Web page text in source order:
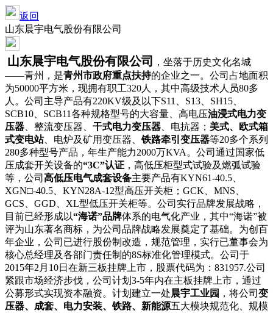
返回
山东晨宇电气股份有限公司
山东晨宇电气股份有限公司
，坐落于历史文化名城
——青州，是青州市政府重点扶持的企业之一。公司占地面积
为50000平方米，现拥有职工320人，其中高级技术人员80多
人。公司主导产品有220KV级及以下S11 S13 SH15
SCB10
SCB11各种规格型号的大容量、高电压油浸式电力变
压器 、整流变压器、 干式电力变压器 、电抗器； 美式、欧式箱
式变电站、电炉及矿用变压器、 铁路牵引变压器等20多个系列
280多种型号产品，年生产能力2000万KVA 。公司通过国家低
压成套开关设备的“3C”认证 ，高低压柜型式试验及燃弧试验
等，公司 高低压电气成套设备主要产品有KYN61-40.5
XGN□-40.5 KYN28A-12型高压开关柜； GCK MNS
GCS
GGD XL型低压开关柜等。公司实行品牌发展战略，
目前已经形成以“海诺”品牌体系的电气化产业，其中“海诺”被
评为山东著名商标，为公司品牌战略发展奠定了基础。为创百
年企业，公司已进行股份制改造，规范管理，实行已董事会为
核心总经理及各部门责任制的8S标准化管理模式。公司于
2015年2 月 10日在新三板挂牌上市，股票代码为： 831957.公司
紧跟市场经济步伐，公司计划 3-5年内在主板挂牌上市，通过
公募形式实现资本融资。计划建立一处晨宇工业园 ，将公司 变
压器、成套、电力安装、铁路、新能源五大模块规范化、规模